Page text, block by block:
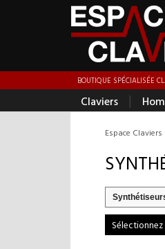
BOUTIQUE SPÉCIALISÉE
Claviers |
Espace Claviers